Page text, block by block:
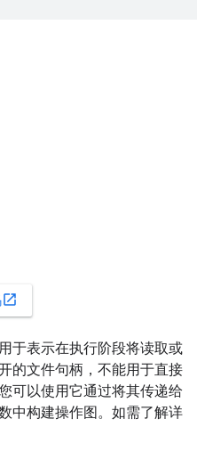
open_in_new
于表示在执行阶段将读取或
的文件句柄，不能用于直接
可以使用它通过将其传递给
中构建操作图。如需了解详